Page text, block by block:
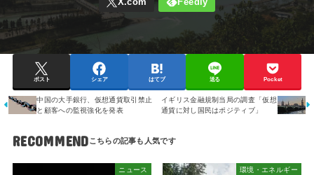
ポスト シェア はてブ 送る Pocket
中国の大手銀行、仮想通貨取引禁止
と顧客への監視強化を発表
イギリス金融規制当局の調査「仮想
通貨に対し国民はポジティブ」
RECOMMEND
ニュース 環境・エネルギー